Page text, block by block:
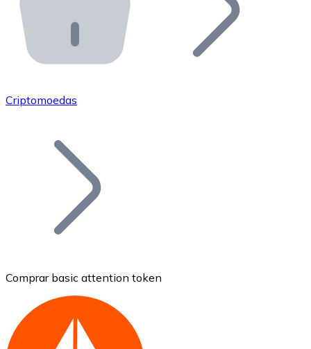
API Bitnovo
Integre nossa API no seu ecossistema.
Junte-se à nossa rede de revendedores e comercialize
Adicione o token do seu projeto ao nosso serviço de
Criptomoedas
Comprar basic attention token